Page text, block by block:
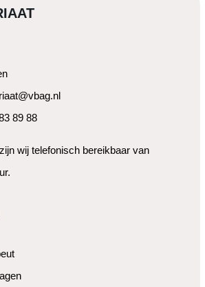
89 88
wij telefonisch bereikbaar van